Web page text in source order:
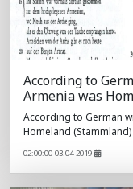
According to
Armenia was
According to German
Homeland
02:00:00 03.04-2019